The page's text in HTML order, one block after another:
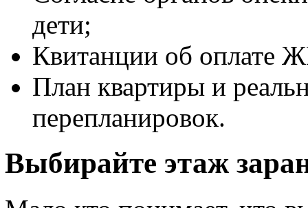
дети;
Квитанции об оплате
План квартиры и
перепланировок.
Выбирайте этаж